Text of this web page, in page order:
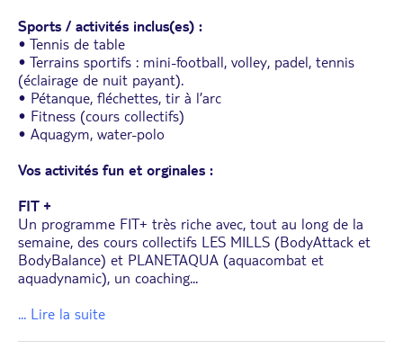
Sports / activités inclus(es) :
• Tennis de table
• Terrains sportifs : mini-football, volley, padel, tennis
(éclairage de nuit payant).
• Pétanque, fléchettes, tir à l’arc
• Fitness (cours collectifs)
• Aquagym, water-polo
Vos activités fun et orginales :
FIT +
Un programme FIT+ très riche avec, tout au long de la
semaine, des cours collectifs LES MILLS (BodyAttack et
BodyBalance) et PLANETAQUA (aquacombat et
aquadynamic), un coaching...
... Lire la suite